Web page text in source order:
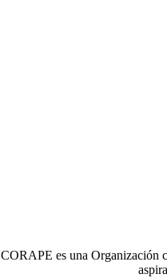
CORAPE es una Organización